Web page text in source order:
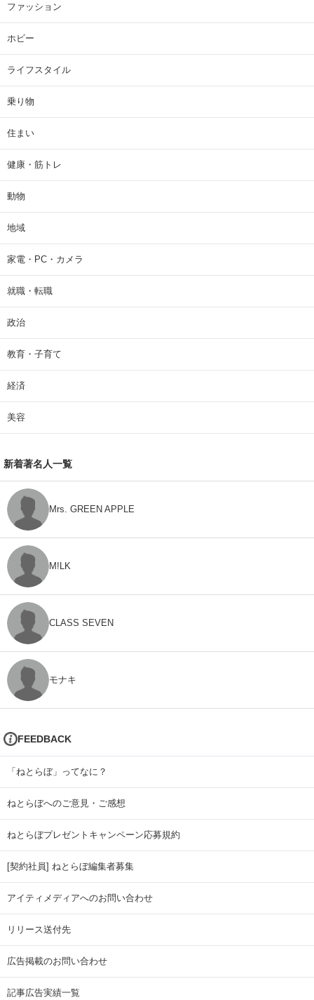
ファッション
ホビー
ライフスタイル
乗り物
住まい
健康・筋トレ
動物
地域
家電・PC・カメラ
就職・転職
政治
教育・子育て
経済
美容
新着著名人一覧
Mrs. GREEN APPLE
M!LK
CLASS SEVEN
モナキ
FEEDBACK
「ねとらぼ」ってなに？
ねとらぼへのご意見・ご感想
ねとらぼプレゼントキャンペーン応募規約
[契約社員] ねとらぼ編集者募集
アイティメディアへのお問い合わせ
リリース送付先
広告掲載のお問い合わせ
記事広告実績一覧